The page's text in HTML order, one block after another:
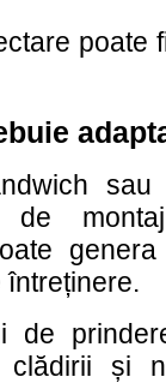
poate
sau
de
întreținere.
de
clădirii și